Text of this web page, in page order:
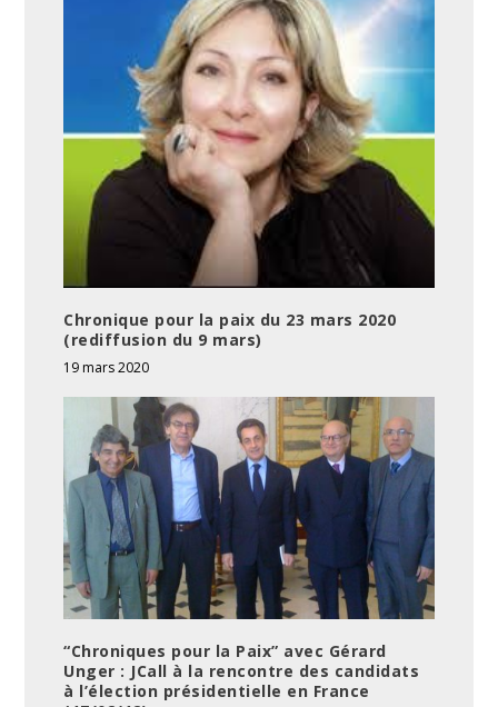
Chronique pour la paix du 23 mars 2020
(rediffusion du 9 mars)
19 mars 2020
“Chroniques pour la Paix” avec Gérard
Unger : JCall à la rencontre des candidats
à l’élection présidentielle en France